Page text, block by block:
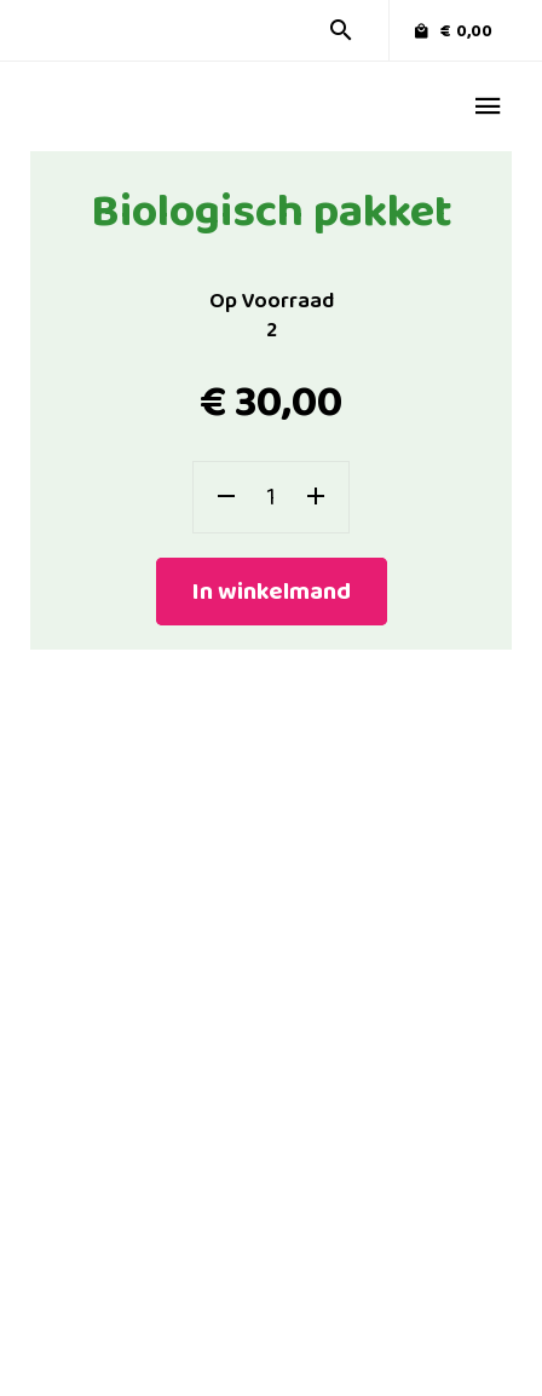
€ 0,00
Biologisch pakket
Op Voorraad
2
€30,00
In winkelmand